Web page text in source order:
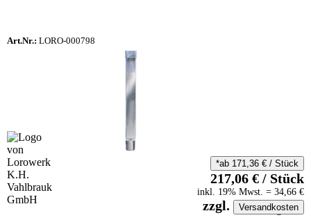
Art.Nr.: LORO-000798
auf Anfrageliste
*ab 171,36 €/ Stück
217,06 €/ Stück
inkl. 19% Mwst. = 34,66 €
zzgl. Versandkosten